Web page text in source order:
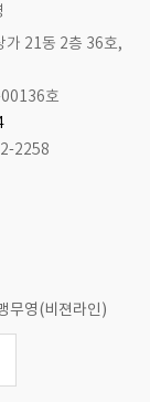
가 21동 2층 36호,
호
2258
무영(비젼라인)